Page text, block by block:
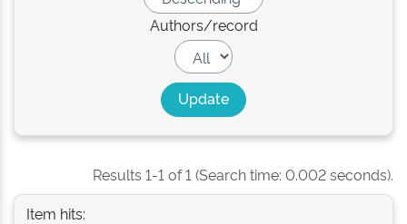
Authors/record
Results 1-1 of 1 (Search time: 0.002 seconds).
Item hits: